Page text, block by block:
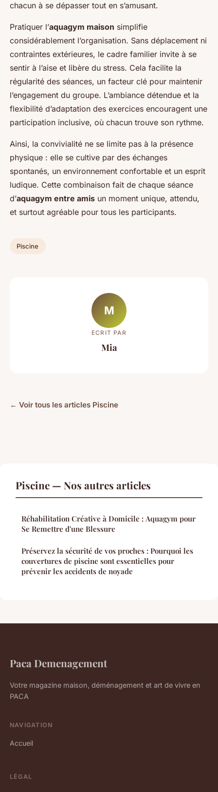
chacun à se dépasser tout en s’amusant.
Pratiquer l’aquagym maison simplifie
considérablement l’organisation. Sans déplacement ni
contraintes extérieures, le cadre familier invite à se
sentir à l’aise et libère du stress. Cela facilite la
régularité des séances, un facteur clé pour maintenir
l’engagement du groupe. L’ambiance détendue et la
flexibilité d’adaptation des exercices encouragent une
participation inclusive, où chacun trouve son rythme.
Ainsi, la convivialité ne se limite pas à la présence
physique : elle se cultive par des échanges
spontanés, un environnement confortable et un esprit
ludique. Cette combinaison fait de chaque séance
d’aquagym entre amis un moment unique, attendu,
et surtout agréable pour tous les participants.
Piscine
M
ECRIT PAR
Mia
← Voir tous les articles Piscine
Piscine — Nos autres articles
Réhabilitation Créative à Domicile : Aquagym pour
Se Remettre d'une Blessure
Préservez la sécurité de vos proches : Pourquoi les
couvertures de piscine sont essentielles pour
prévenir les accidents de noyade
Paca Demenagement
Votre magazine maison, déménagement et art de vivre en
PACA
NAVIGATION
Accueil
LÉGAL